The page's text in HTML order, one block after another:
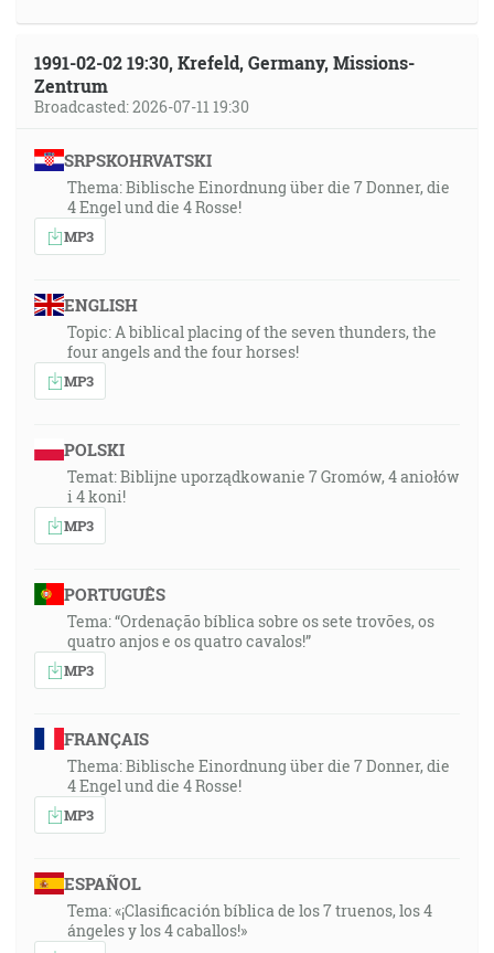
1991-02-02 19:30, Krefeld, Germany, Missions-
Zentrum
Broadcasted: 2026-07-11 19:30
SRPSKOHRVATSKI
Thema: Biblische Einordnung über die 7 Donner, die
4 Engel und die 4 Rosse!
MP3
ENGLISH
Topic: A biblical placing of the seven thunders, the
four angels and the four horses!
MP3
POLSKI
Temat: Biblijne uporządkowanie 7 Gromów, 4 aniołów
i 4 koni!
MP3
PORTUGUÊS
Tema: “Ordenação bíblica sobre os sete trovões, os
quatro anjos e os quatro cavalos!”
MP3
FRANÇAIS
Thema: Biblische Einordnung über die 7 Donner, die
4 Engel und die 4 Rosse!
MP3
ESPAÑOL
Tema: «¡Clasificación bíblica de los 7 truenos, los 4
ángeles y los 4 caballos!»